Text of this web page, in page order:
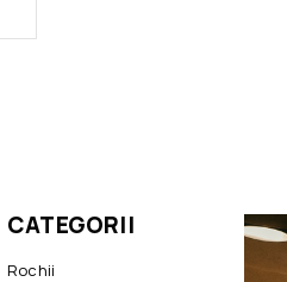
CATEGORII
Rochii